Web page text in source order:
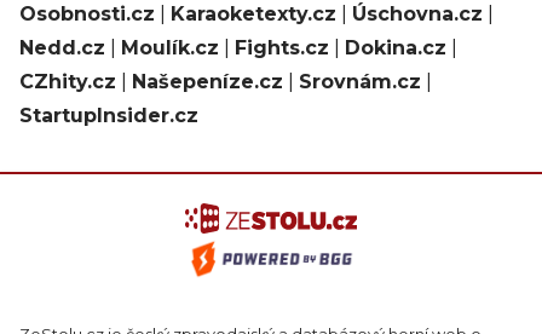
Osobnosti.cz
Karaoketexty.cz Úschovna.cz
Nedd.cz
Moulík.cz Fights.cz Dokina.cz
CZhity.cz
Našepeníze.cz Srovnám.cz
StartupInsider.cz